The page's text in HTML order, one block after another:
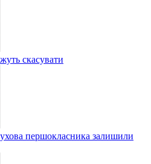
скасувати
першокласника залишили